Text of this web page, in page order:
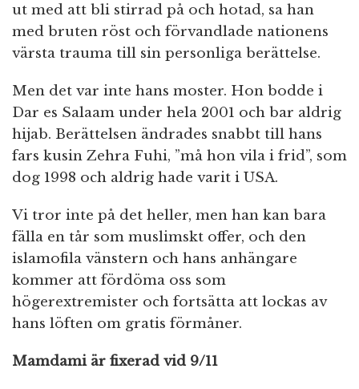
ut med att bli stirrad på och hotad, sa han
med bruten röst och förvandlade nationens
värsta trauma till sin personliga berättelse.
Men det var inte hans moster. Hon bodde i
Dar es Salaam under hela 2001 och bar aldrig
hijab. Berättelsen ändrades snabbt till hans
fars kusin Zehra Fuhi, ”må hon vila i frid”, som
dog 1998 och aldrig hade varit i USA.
Vi tror inte på det heller, men han kan bara
fälla en tår som muslimskt offer, och den
islamofila vänstern och hans anhängare
kommer att fördöma oss som
högerextremister och fortsätta att lockas av
hans löften om gratis förmåner.
Mamdami är fixerad vid 9/11